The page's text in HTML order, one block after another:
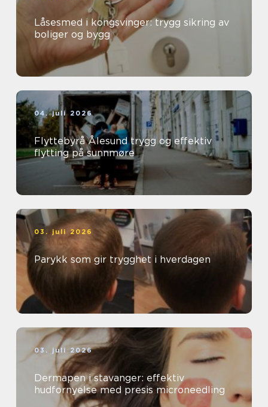
Låsesmed i kongsvinger: trygg sikring av
boliger og bygg
04. juli 2026
Flyttebyrå Ålesund trygg og effektiv
flytting på sunnmøre
03. juli 2026
Parykk som gir trygghet i hverdagen
03. juli 2026
Dermapen i stavanger: effektiv
hudfornyelse med presis microneedling